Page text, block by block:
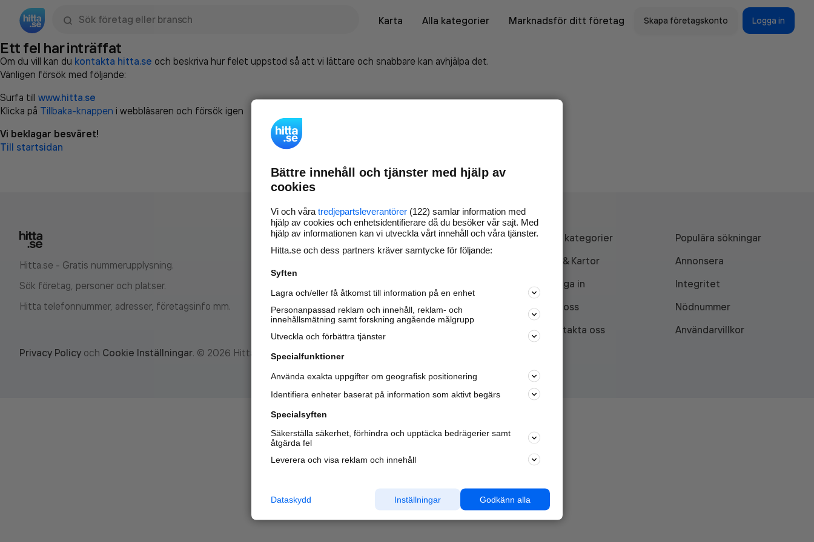
Karta
Alla kategorier Marknadsför ditt företag Skapa företagskonto Logga in
Ett fel har inträffat
Om du vill kan du kontakta hitta.se och beskriva hur felet uppstod så att vi lättare och snabbare kan avhjälpa det.
Vänligen försök med följande:
Surfa till www.hitta.se
Klicka på Tillbaka-knappen i webbläsaren och försök igen
Vi beklagar besväret!
Till startsidan
Hitta.se - Gratis nummerupplysning.
Sök företag, personer och platser.
Hitta telefonnummer, adresser, företagsinfo mm.
Marknadsför företaget på
nya kunder och
samarbetspartners nära dig.
Läs mer här
Alla kategorier
Populära sökningar
API & Kartor
Annonsera
Logga in
Integritet
Om oss
Nödnummer
Kontakta oss
Användarvillkor
Privacy Policy och Cookie Inställningar. © 2026 Hitta.se
Bättre innehåll och tjänster med hjälp av
cookies
Vi och våra tredjepartsleverantörer (122) samlar information med
hjälp av cookies och enhetsidentifierare då du besöker vår sajt. Med
hjälp av informationen kan vi utveckla vårt innehåll och våra tjänster.
Hitta.se och dess partners kräver samtycke för följande:
Syften
Lagra och/eller få åtkomst till information på en enhet
Personanpassad reklam och innehåll, reklam- och
innehållsmätning samt forskning angående målgrupp
Utveckla och förbättra tjänster
Specialfunktioner
Använda exakta uppgifter om geografisk positionering
Identifiera enheter baserat på information som aktivt begärs
Specialsyften
Säkerställa säkerhet, förhindra och upptäcka bedrägerier samt
åtgärda fel
Leverera och visa reklam och innehåll
Godkänn alla
Inställningar
Dataskydd